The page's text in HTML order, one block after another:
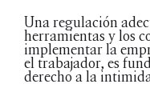
Una regulación
herramientas y los
implementar la
el trabajador, es
derecho a la